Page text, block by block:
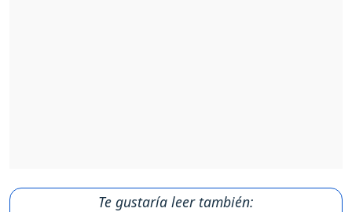
Te gustaría leer también: